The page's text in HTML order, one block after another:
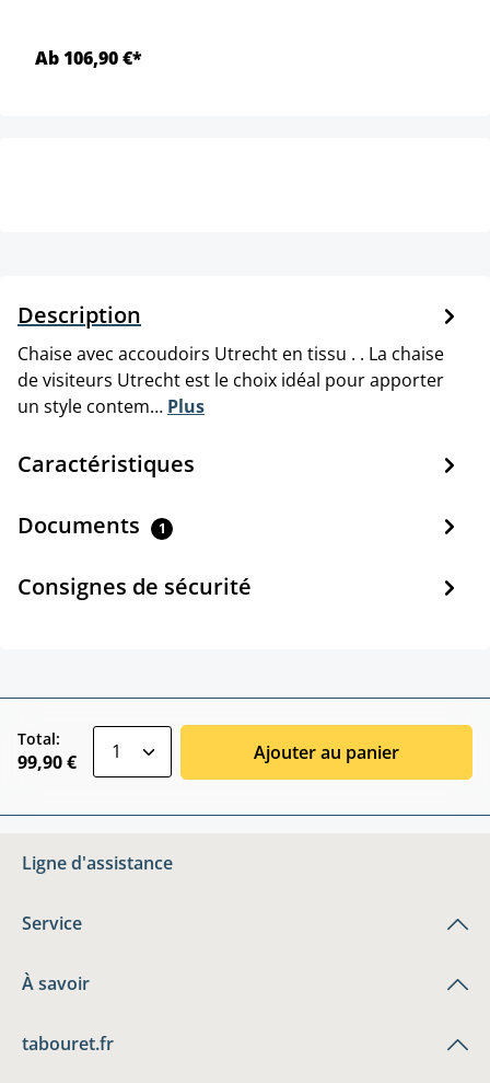
Ab 106,90 €*
Description
Chaise avec accoudoirs Utrecht en tissu . . La chaise
de visiteurs Utrecht est le choix idéal pour apporter
un style contem… Plus
Caractéristiques
Documents 1
Consignes de sécurité
Total:
99,90 € Ajouter au panier
Ligne d'assistance
Service
À savoir
tabouret.fr